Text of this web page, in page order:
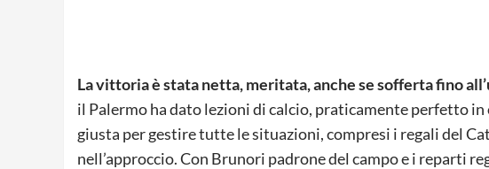
La vittoria è stata netta, meritata, anche se sofferta fino
il Palermo ha dato lezioni di calcio, praticamente perfetto in
giusta per gestire tutte le situazioni, compresi i regali del
nell’approccio. Con Brunori padrone del campo e i reparti